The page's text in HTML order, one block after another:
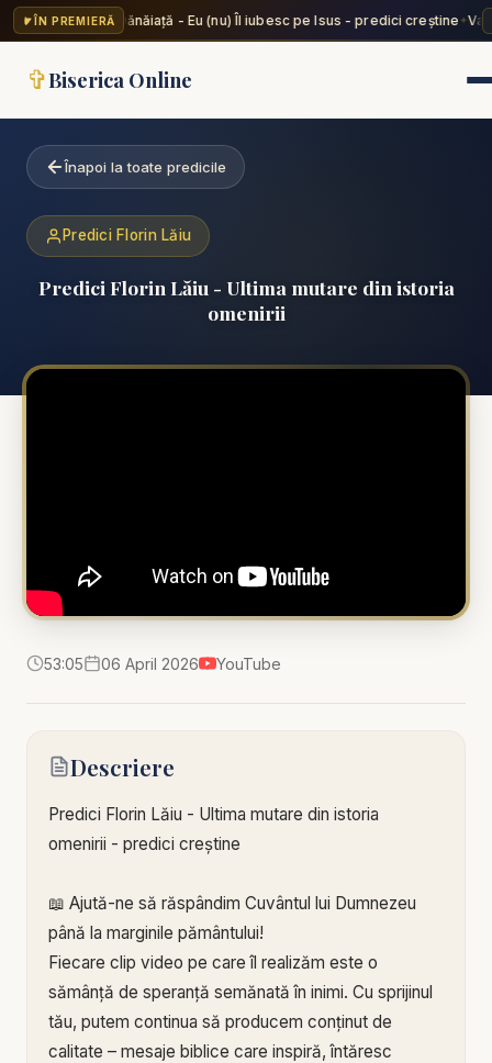
ÎN PREMIERĂ
Valentin Dănăiață - Eu (nu) Îl iubesc pe Isus - predici creștine✦
✞Biserica Online
Înapoi la toate predicile
Predici Florin Lăiu
Predici Florin Lăiu - Ultima mutare din istoria
omenirii
53:05 06 April 2026 YouTube
Descriere
Predici Florin Lăiu - Ultima mutare din istoria
omenirii - predici creștine
📖 Ajută-ne să răspândim Cuvântul lui Dumnezeu
până la marginile pământului!
Fiecare clip video pe care îl realizăm este o
sămânță de speranță semănată în inimi. Cu sprijinul
tău, putem continua să producem conținut de
calitate – mesaje biblice care inspiră, întăresc